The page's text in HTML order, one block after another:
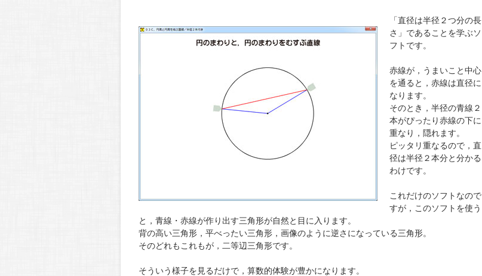
「直径は半径２つ分の長
さ」であることを学ぶソ
フトです。
赤線が，うまいこと中心
を通ると，赤線は直径に
なります。
そのとき，半径の青線２
本がぴったり赤線の下に
重なり，隠れます。
ピッタリ重なるので，直
径は半径２本分と分かる
わけです。
これだけのソフトなので
すが，このソフトを使う
と，青線・赤線が作り出す三角形が自然と目に入ります。
背の高い三角形，平べったい三角形，画像のように逆さになっている三角形。
そのどれもこれもが，二等辺三角形です。
そういう様子を見るだけで，算数的体験が豊かになります。